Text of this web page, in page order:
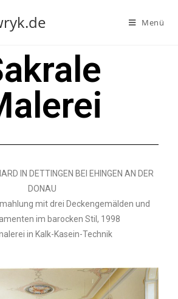
Menü
IN DETTINGEN BEI EHINGEN AN DER
DONAU
mit drei Deckengemälden und
im barocken Stil, 1998
in Kalk-Kasein-Technik